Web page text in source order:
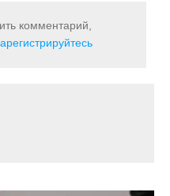
комментарий,